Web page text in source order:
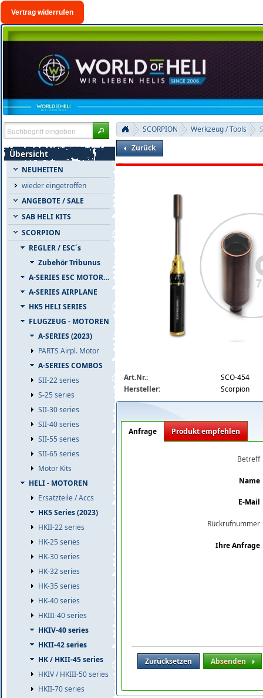
Vertrag widerrufen
Übersicht
NEUHEITEN
wieder eingetroffen
ANGEBOTE / SALE
SAB HELI KITS
SCORPION
REGLER / ESC´s
Zubehör Tribunus
A-SERIES ESC MOTOR COMBO
A-SERIES AIRPLANE
HK5 HELI SERIES
FLUGZEUG - MOTOREN
A-SERIES (2023)
PARTS Airpl. Motor
A-SERIES COMBOS
SII-22 series
S-25 series
SII-30 series
SII-40 series
SII-55 series
SII-65 series
Motor Kits
HELI - MOTOREN
Ersatzteile / Accs
HK5 Series (2023)
HKII-22 series
HK-25 series
HK-30 series
HK-32 series
HK-35 series
HK-40 series
HKIII-40 series
HKIV-40 series
HKII-42 series
HK / HKII-45 series
HKIV / HKIII-50 series
HKII-70 series
SCORPION Werkzeug / Tools
Zurück
Art.Nr.:
SCO-454
Hersteller:
Scorpion
Anfrage Produkt empfehlen
Betreff
Name
E-Mail
Rückrufnummer
Ihre Anfrage
Zurücksetzen Absenden